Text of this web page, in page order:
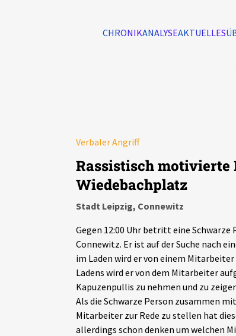
CHRONIKANALYSEAKTUELLES
Verbaler Angriff
Rassistisch
Wiedebachplatz
Stadt Leipzig, Connewitz
Gegen 12:00 Uhr betritt eine
Connewitz. Er ist auf der Suche nach
im Laden wird er von einem
Ladens wird er von dem Mitarbeiter
Kapuzenpullis zu nehmen und zu
Als die Schwarze Person zusammen
Mitarbeiter zur Rede zu stellen hat
allerdings schon denken um welchen